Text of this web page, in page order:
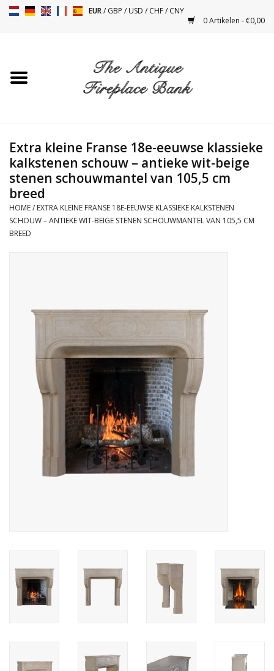
EUR/GBP /USD /CHF/CNY
0 Artikelen - €0,00
Toebehoren
Kacheltjes
Tafels
Objecten
Vloeren - Steen, Terra Cotta
& Marmer
Tevreden Klanten
Cadeau Bonnen
Extra kleine Franse 18e-eeuwse klassieke
kalkstenen schouw – antieke wit-beige
stenen schouwmantel van 105,5 cm
breed
HOME/ EXTRA KLEINE FRANSE 18E-EEUWSE KLASSIEKE KALKSTENEN
SCHOUW – ANTIEKE WIT-BEIGE STENEN SCHOUWMANTEL VAN 105,5 CM
BREED